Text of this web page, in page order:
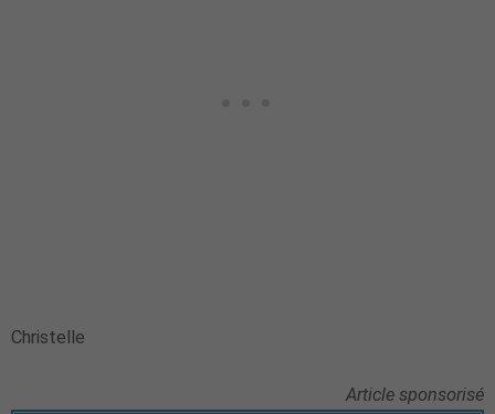
Christelle
Article sponsorisé